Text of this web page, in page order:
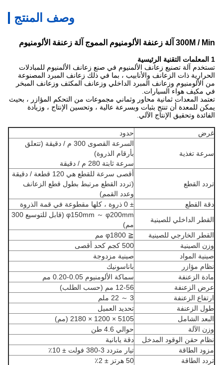
وصف المنتج
300M / Min آلة زعنفة الألومنيوم المموج آلة زعنفة الألومنيوم
1 المعلمات التقنية الرئيسية
تستخدم آلة تصنيع زعانف الألمنيوم في صنع زعانف الألمنيوم للمبادلات
الحرارية ذات الزعانف والأنابيب ، بما في ذلك زعانف المبرد المصنوعة
من الألومنيوم وزعانف المبرد الداخلي وزعانف المكثف وزعانف المبخر
في مكيف هواء السيارات.
تعتمد المعدات ثمانية محاور وثماني مجموعات من التحكم المؤازر ، بحيث
يمكن للمعدة أن تنتج بثبات وبسرعة عالية ، وتحسين الإنتاج ، وزيادة
الفائدة وتحقيق الإنتاج الآلي.
غرض حدود
سرعة تغذية
السرعة القصوى 300 م / دقيقة (تتعلق
بأرقام الذروة)
سرعة ثابتة 280 م / دقيقة
تردد القطع
أقصى سرعة للقطع هي 120 قطعة / دقيقة
(تردد القطع مرتبط بطول قطع الزعانف
وعدد القمم)
دقة القطع
± 0 ذروة ، كلها مقطوعة في قمة الذروة
القطر الداخلي للصينية
φ150mm ～ φ200mm (قابل للتوسيع 300
مم)
القطر الخارجي للصينية
≦ φ1800 مم
وزن الصينية
500 كجم كحد أقصى
صينية المواد
صينية مزدوجة
نظام مؤازر
باناسونيك
مادة الزعنفة
سماكة الألومنيوم 0.05-0.20 مم
عرض الزعنفة
12-56 مم (حسب الطلب)
ارتفاع الزعنفة
طول الزعنفة
تحديد العميل
البعد الشامل
5105 × 1200 × 2180 (مم)
وزن الآلة
حوالي 4.6 طن
نظام حقن الوقود المدخل
دقة يابانية
مزود الطاقة
تيار متردد 3-380 فولت ± 10٪
تردد الطاقة
50 هرتز ± 2٪